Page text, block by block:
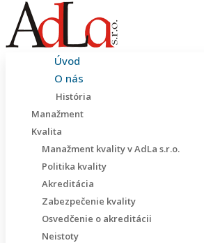
Úvod
O nás
História
Manažment
Kvalita
Manažment kvality v AdLa s.r.o.
Politika kvality
Akreditácia
Zabezpečenie kvality
Osvedčenie o akreditácii
Neistoty